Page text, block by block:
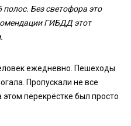
Без светофора это
ГИБДД этот
ежедневно. Пешеходы
Пропускали не все
перекрёстке был просто